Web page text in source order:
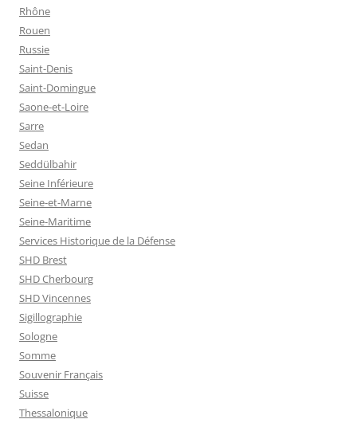
Rhône
Rouen
Russie
Saint-Denis
Saint-Domingue
Saone-et-Loire
Sarre
Sedan
Seddülbahir
Seine Inférieure
Seine-et-Marne
Seine-Maritime
Services Historique de la Défense
SHD Brest
SHD Cherbourg
SHD Vincennes
Sigillographie
Sologne
Somme
Souvenir Français
Suisse
Thessalonique